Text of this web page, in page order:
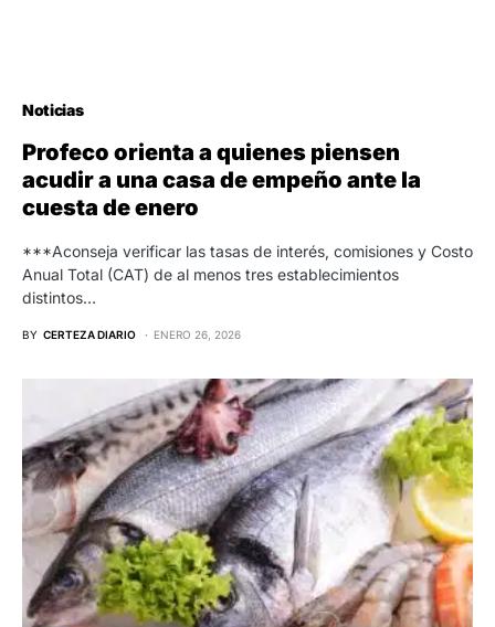
Noticias
Profeco orienta a quienes piensen
acudir a una casa de empeño ante la
cuesta de enero
***Aconseja verificar las tasas de interés, comisiones y Costo
Anual Total (CAT) de al menos tres establecimientos
distintos…
BY CERTEZA DIARIO ENERO 26, 2026